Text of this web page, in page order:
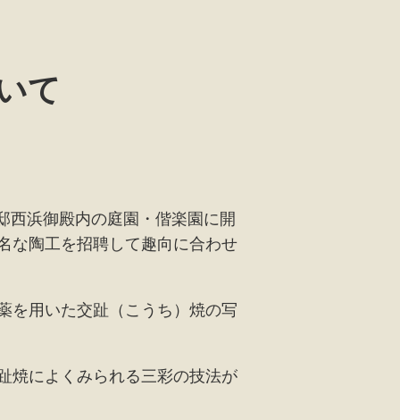
て
西浜御殿内の庭園・偕楽園に開
な陶工を招聘して趣向に合わせ
を用いた交趾（こうち）焼の写
焼によくみられる三彩の技法が